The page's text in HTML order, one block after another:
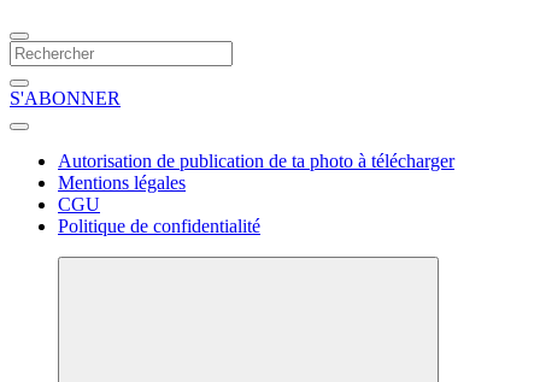
S'ABONNER
Autorisation de publication de ta photo à télécharger
Mentions légales
CGU
Politique de confidentialité